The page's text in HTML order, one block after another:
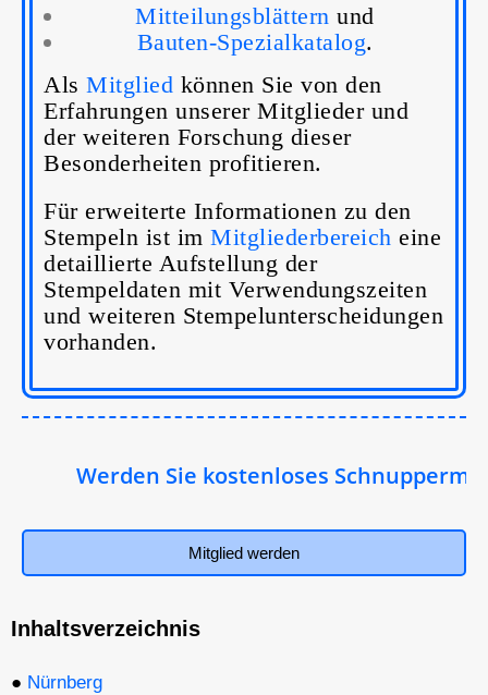
Mitteilungsblättern und
Bauten-Spezialkatalog.
Als Mitglied können Sie von den
Erfahrungen unserer Mitglieder und
der weiteren Forschung dieser
Besonderheiten profitieren.
Für erweiterte Informationen zu den
Stempeln ist im Mitgliederbereich eine
detaillierte Aufstellung der
Stempeldaten mit Verwendungszeiten
und weiteren Stempelunterscheidungen
vorhanden.
Werden Sie kostenloses
Mitglied werden
Inhaltsverzeichnis
● Nürnberg